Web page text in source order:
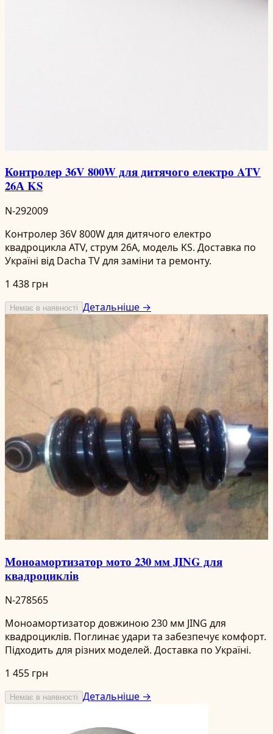
Контролер 36V 800W для дитячого електро ATV
26А KS
N-292009
Контролер 36V 800W для дитячого електро
квадроцикла ATV, струм 26А, модель KS. Доставка по
Україні від Dacha TV для заміни та ремонту.
1 438 грн
Немає в наявності Детальніше →
Моноамортизатор мото 230 мм JING для
квадроциклів
N-278565
Моноамортизатор довжиною 230 мм JING для
квадроциклів. Поглинає удари та забезпечує комфорт.
Підходить для різних моделей. Доставка по Україні.
1 455 грн
Немає в наявності Детальніше →